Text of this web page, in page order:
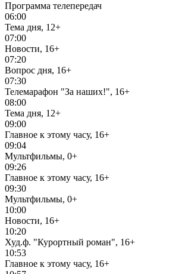
Программа телепередач
06:00
Тема дня, 12+
07:00
Новости, 16+
07:20
Вопрос дня, 16+
07:30
Телемарафон "За наших!", 16+
08:00
Тема дня, 12+
09:00
Главное к этому часу, 16+
09:04
Мультфильмы, 0+
09:26
Главное к этому часу, 16+
09:30
Мультфильмы, 0+
10:00
Новости, 16+
10:20
Худ.ф. "Курортный роман", 16+
10:53
Главное к этому часу, 16+